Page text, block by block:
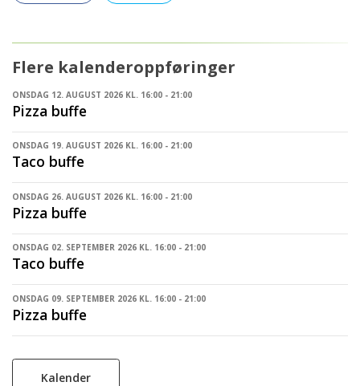
Flere kalenderoppføringer
ONSDAG 12. AUGUST 2026 KL. 16:00 - 21:00
Pizza buffe
ONSDAG 19. AUGUST 2026 KL. 16:00 - 21:00
Taco buffe
ONSDAG 26. AUGUST 2026 KL. 16:00 - 21:00
Pizza buffe
ONSDAG 02. SEPTEMBER 2026 KL. 16:00 - 21:00
Taco buffe
ONSDAG 09. SEPTEMBER 2026 KL. 16:00 - 21:00
Pizza buffe
Kalender